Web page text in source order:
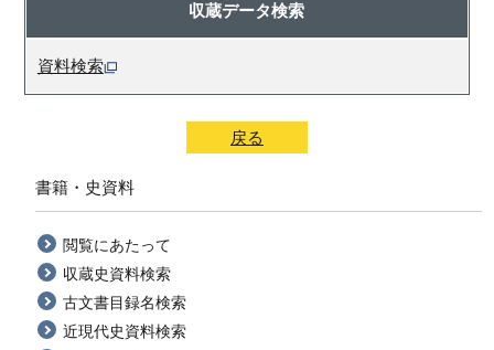
収蔵データ検索
資料検索
戻る
書籍・史資料
閲覧にあたって
収蔵史資料検索
古文書目録名検索
近現代史資料検索